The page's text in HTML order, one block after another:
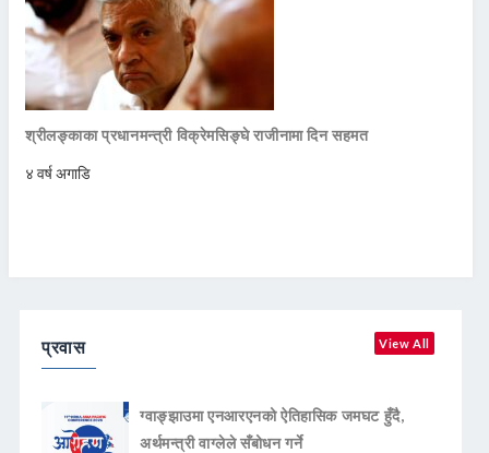
श्रीलङ्काका प्रधानमन्त्री विक्रेमसिङ्घे राजीनामा दिन सहमत
४ वर्ष अगाडि
प्रवास View All
ग्वाङ्झाउमा एनआरएनको ऐतिहासिक जमघट हुँदै,
अर्थमन्त्री वाग्लेले सँबोधन गर्ने